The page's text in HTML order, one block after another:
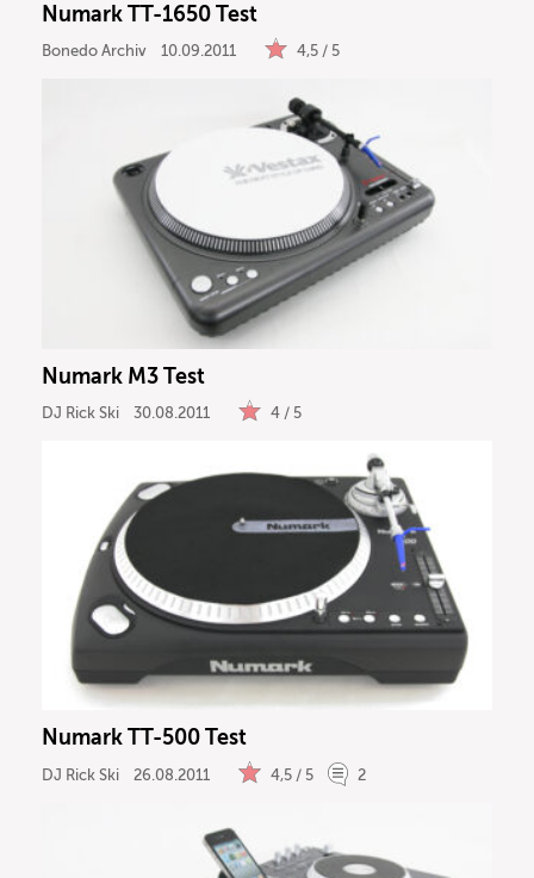
Numark TT-1650 Test
Bonedo Archiv 10.09.2011 4,5 / 5
Numark M3 Test
DJ Rick Ski 30.08.2011 4 / 5
Numark TT-500 Test
DJ Rick Ski 26.08.2011 4,5 / 5 2